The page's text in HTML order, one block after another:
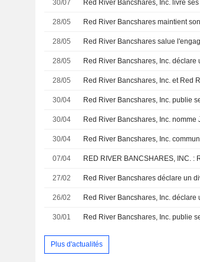
30/07
28/05
28/05
28/05
28/05
30/04
30/04 Red River Bancshares, Inc.
30/04
07/04 RED RIVER BANCSHARES, INC.
27/02
26/02
30/01
Plus d'actualités